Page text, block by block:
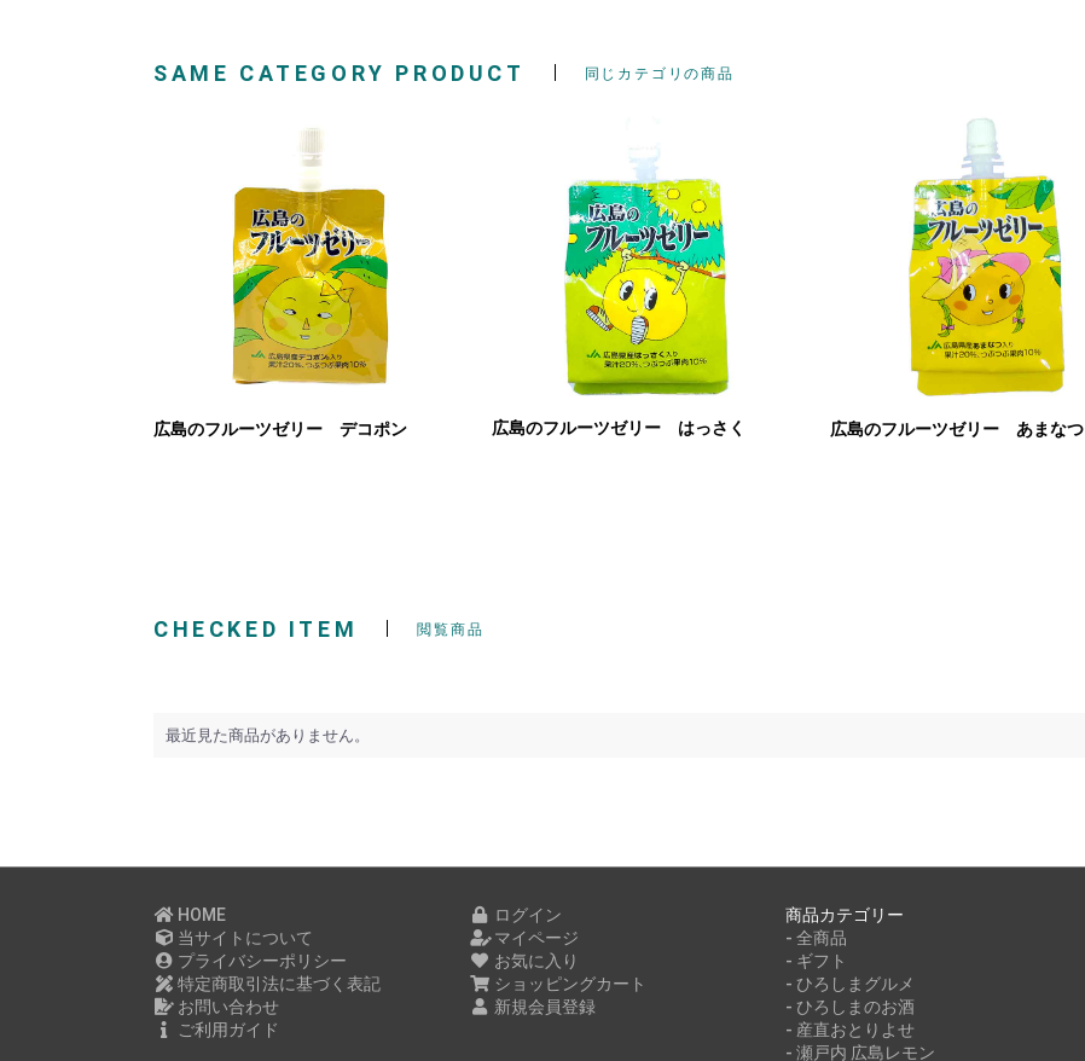
SAME CATEGORY PRODUCT 同じカテゴリの商品
広島のフルーツゼリー デコポン 広島のフルーツゼリー はっさく 広島のフルーツゼリー あまなつ
CHECKED ITEM 閲覧商品
最近見た商品がありません。
HOME
当サイトについて
プライバシーポリシー
特定商取引法に基づく表記
お問い合わせ
ご利用ガイド
ログイン
マイページ
お気に入り
ショッピングカート
新規会員登録
商品カテゴリー
- 全商品
- ギフト
- ひろしまグルメ
- ひろしまのお酒
- 産直おとりよせ
- 瀬戸内 広島レモン